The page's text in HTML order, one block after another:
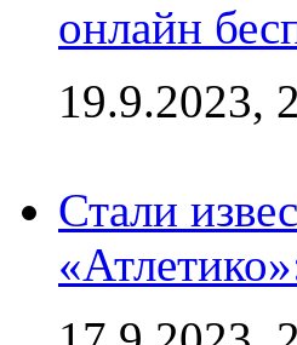
онлайн
19.9.2023,
Стали